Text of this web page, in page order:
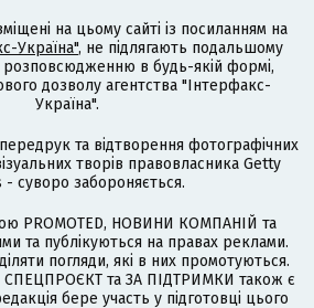
на цьому сайті із посиланням на
Україна", не підлягають подальшому
розповсюдженню в будь-якій формі,
дозволу агентства "Інтерфакс-
Україна".
та відтворення фотографічних
творів правовласника Getty
- суворо забороняється.
PROMOTED, НОВИНИ КОМПАНІЙ та
та публікуються на правах реклами.
погляди, які в них промотуються.
СПЕЦПРОЄКТ та ЗА ПІДТРИМКИ також є
бере участь у підготовці цього